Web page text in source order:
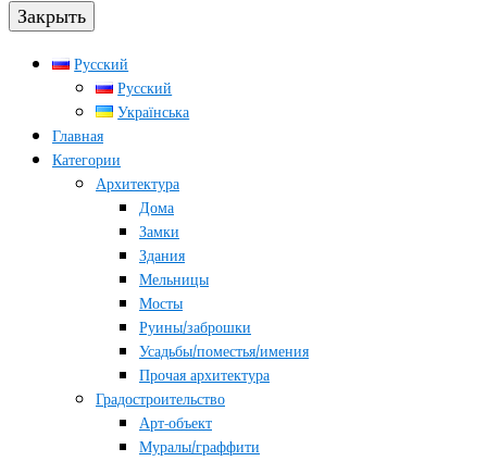
Закрыть
Русский
Русский
Українська
Главная
Категории
Архитектура
Дома
Замки
Здания
Мельницы
Мосты
Руины/заброшки
Усадьбы/поместья/имения
Прочая архитектура
Градостроительство
Арт-объект
Муралы/граффити